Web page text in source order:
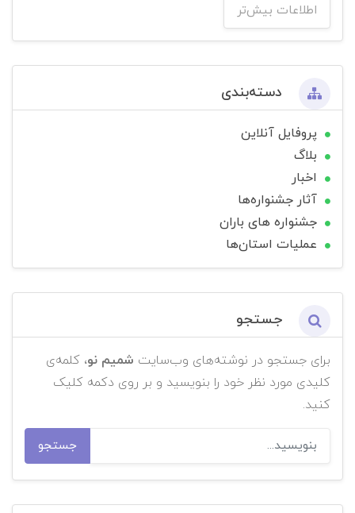
اطلاعات بیش‌تر
دسته‌بندی
پروفایل آنلاین
بلاگ
اخبار
آثار جشنواره‌ها
جشنواره های باران
عملیات استان‌ها
جستجو
برای جستجو در نوشته‌های وب‌سایت شمیم نو، کلمه‌ی
کلیدی مورد نظر خود را بنویسید و بر روی دکمه کلیک
کنید.
جستجو